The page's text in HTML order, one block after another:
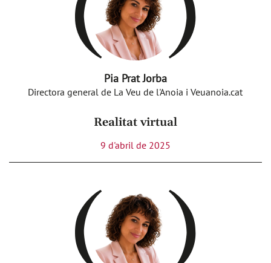
Pia Prat Jorba
Directora general de La Veu de l'Anoia i Veuanoia.cat
Realitat virtual
9 d'abril de 2025